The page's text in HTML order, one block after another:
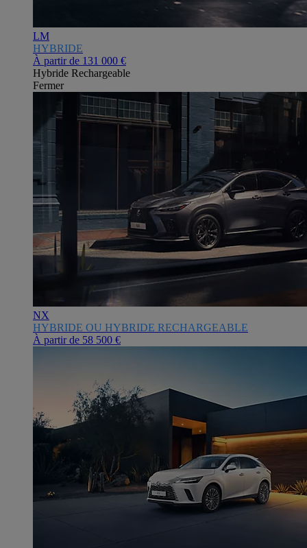
LM
HYBRIDE
À partir de 131 000 €
Hybride Rechargeable
Fermer
NX
HYBRIDE OU HYBRIDE RECHARGEABLE
À partir de 58 500 €